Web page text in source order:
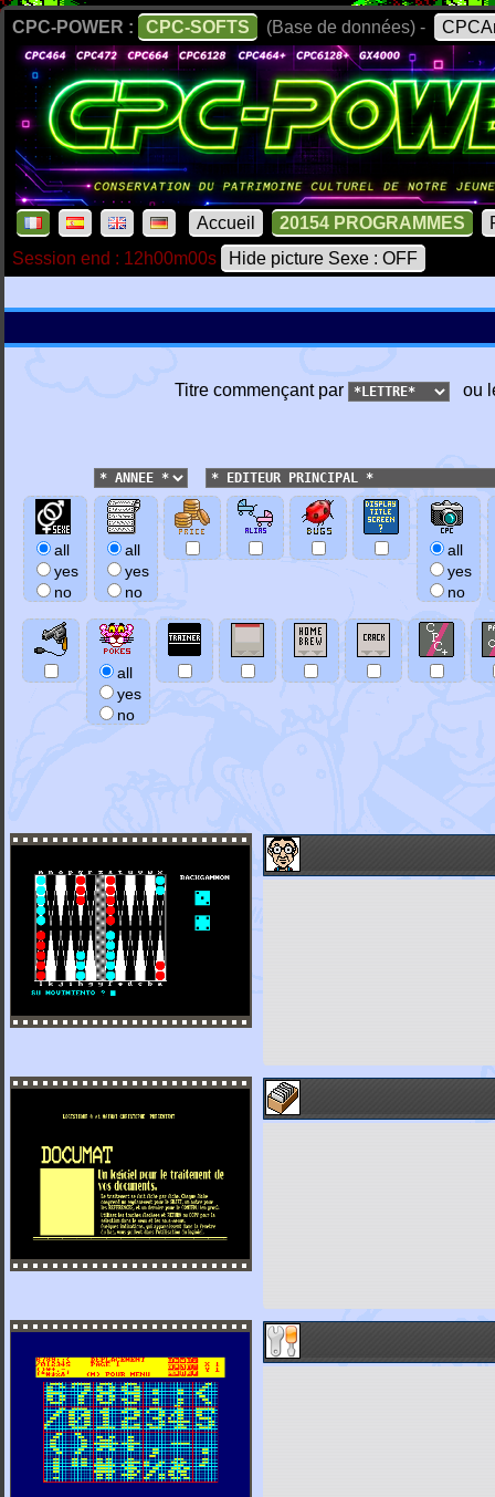
CPC-POWER : CPC-SOFTS (Base de données) -
Accueil 20154 PROGRAMMES
Session end : 12h00m00s
Hide picture Sexe : OFF
Titre commençant par ou
all
yes
no
all
yes
no
all
yes
no
all
yes
no